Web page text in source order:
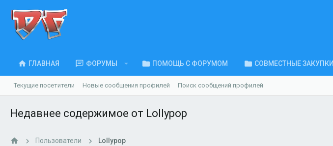
ГЛАВНАЯ ФОРУМЫ ПОМОЩЬ С ФОРУМОМ СОВМЕСТНЫЕ ЗАКУПКИ
Текущие посетители Новые сообщения профилей Поиск сообщений профилей
Недавнее содержимое от Lollypop
Пользователи Lollypop